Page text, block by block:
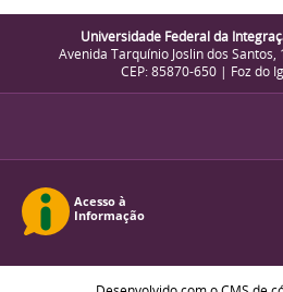
Universidade Federal da
Avenida Tarquínio Joslin dos
CEP: 85870-650 | Foz do